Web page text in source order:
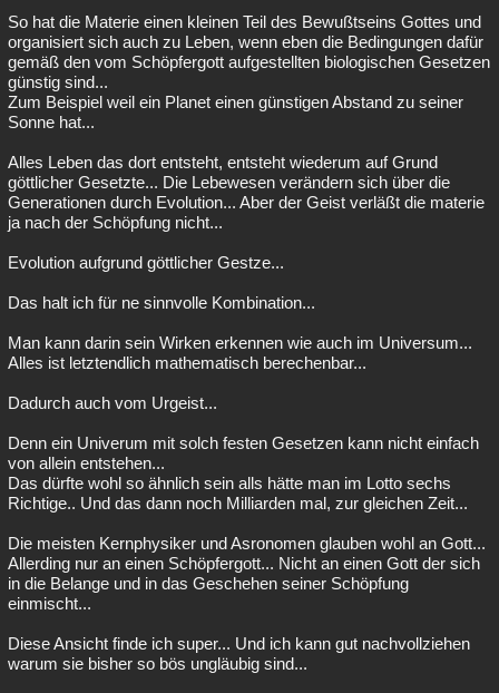
So hat die Materie einen kleinen Teil des Bewußtseins Gottes und
organisiert sich auch zu Leben, wenn eben die Bedingungen dafür
gemäß den vom Schöpfergott aufgestellten biologischen Gesetzen
günstig sind...
Zum Beispiel weil ein Planet einen günstigen Abstand zu seiner
Sonne hat...
Alles Leben das dort entsteht, entsteht wiederum auf Grund
göttlicher Gesetzte... Die Lebewesen verändern sich über die
Generationen durch Evolution... Aber der Geist verläßt die materie
ja nach der Schöpfung nicht...
Evolution aufgrund göttlicher Gestze...
Das halt ich für ne sinnvolle Kombination...
Man kann darin sein Wirken erkennen wie auch im Universum...
Alles ist letztendlich mathematisch berechenbar...
Dadurch auch vom Urgeist...
Denn ein Univerum mit solch festen Gesetzen kann nicht einfach
von allein entstehen...
Das dürfte wohl so ähnlich sein alls hätte man im Lotto sechs
Richtige.. Und das dann noch Milliarden mal, zur gleichen Zeit...
Die meisten Kernphysiker und Asronomen glauben wohl an Gott...
Allerding nur an einen Schöpfergott... Nicht an einen Gott der sich
in die Belange und in das Geschehen seiner Schöpfung
einmischt...
Diese Ansicht finde ich super... Und ich kann gut nachvollziehen
warum sie bisher so bös ungläubig sind...